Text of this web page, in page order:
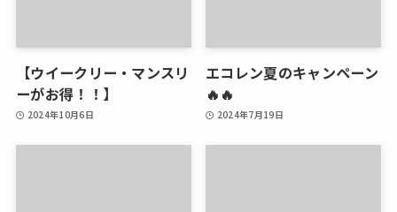
【ウイークリー・マンスリ
ーがお得！！】
2024年10月6日
エコレン夏のキャンペーン
🔥🔥
2024年7月19日